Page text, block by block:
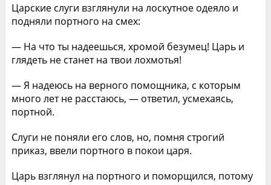
Царские слуги взглянули на лоскутное одеяло и
подняли портного на смех:
— На что ты надеешься, хромой безумец! Царь и
глядеть не станет на твои лохмотья!
— Я надеюсь на верного помощника, с которым
много лет не расстаюсь, — ответил, усмехаясь,
портной.
Слуги не поняли его слов, но, помня строгий
приказ, ввели портного в покои царя.
Царь взглянул на портного и поморщился, потому